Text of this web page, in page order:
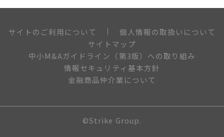
サイトのご利用について
個人情報の取扱いについて
サイトマップ
中小M&Aガイドライン（第3版）への取り組み
情報セキュリティ基本方針
金融商品仲介業について
©Strike Group.